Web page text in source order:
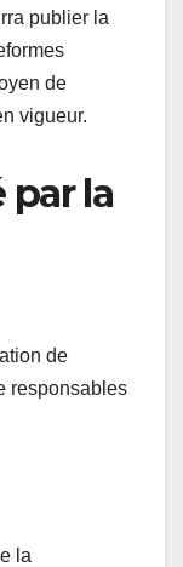
publier la
de
vigueur.
par la
de
responsables
la